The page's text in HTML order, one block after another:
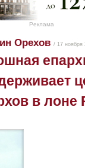
Реклама
Орехов / 17 ноября
в лоне